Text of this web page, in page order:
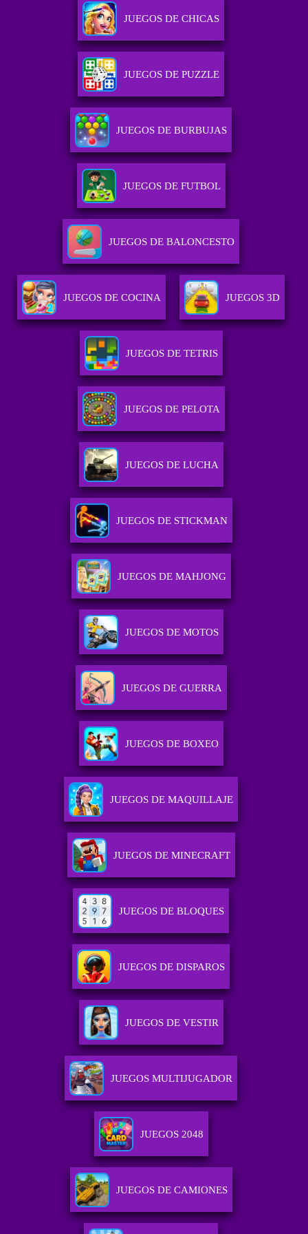
JUEGOS DE CHICAS
JUEGOS DE PUZZLE
JUEGOS DE BURBUJAS
JUEGOS DE FUTBOL
JUEGOS DE BALONCESTO
JUEGOS DE COCINA JUEGOS 3D
JUEGOS DE TETRIS
JUEGOS DE PELOTA
JUEGOS DE LUCHA
JUEGOS DE STICKMAN
JUEGOS DE MAHJONG
JUEGOS DE MOTOS
JUEGOS DE GUERRA
JUEGOS DE BOXEO
JUEGOS DE MAQUILLAJE
JUEGOS DE MINECRAFT
JUEGOS DE BLOQUES
JUEGOS DE DISPAROS
JUEGOS DE VESTIR
JUEGOS MULTIJUGADOR
JUEGOS 2048
JUEGOS DE CAMIONES